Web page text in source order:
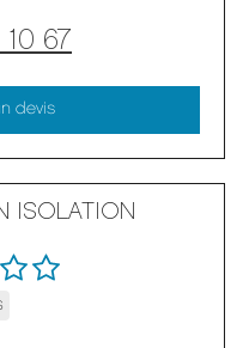
67
devis
ISOLATION